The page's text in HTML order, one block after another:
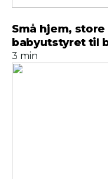
Små hjem,
babyutstyret til
3 min